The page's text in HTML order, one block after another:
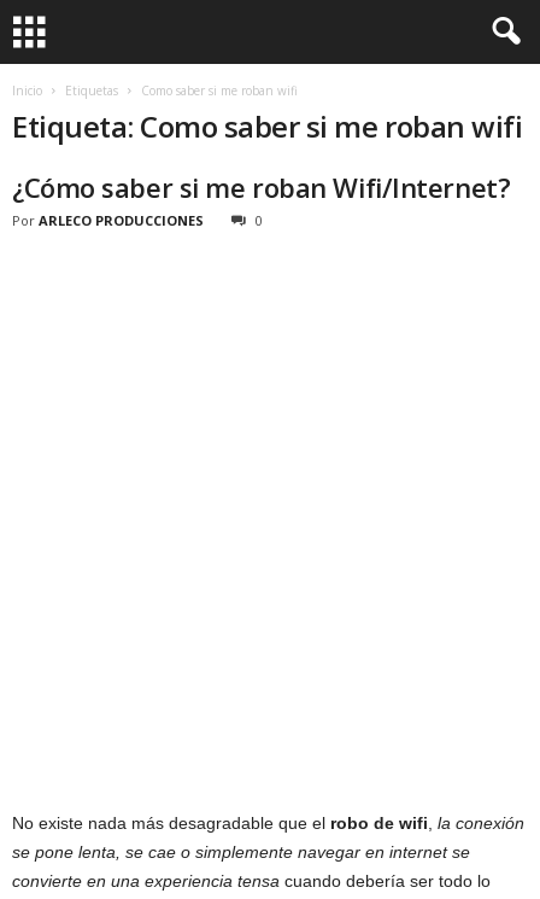
Inicio Etiquetas Como saber si me roban wifi
Etiqueta: Como saber si me roban wifi
¿Cómo saber si me roban Wifi/Internet?
Por ARLECO PRODUCCIONES 0
No existe nada más desagradable que el robo de wifi la conexión
se pone lenta, se cae o simplemente navegar en internet se
convierte en una experiencia tensa cuando debería ser todo lo